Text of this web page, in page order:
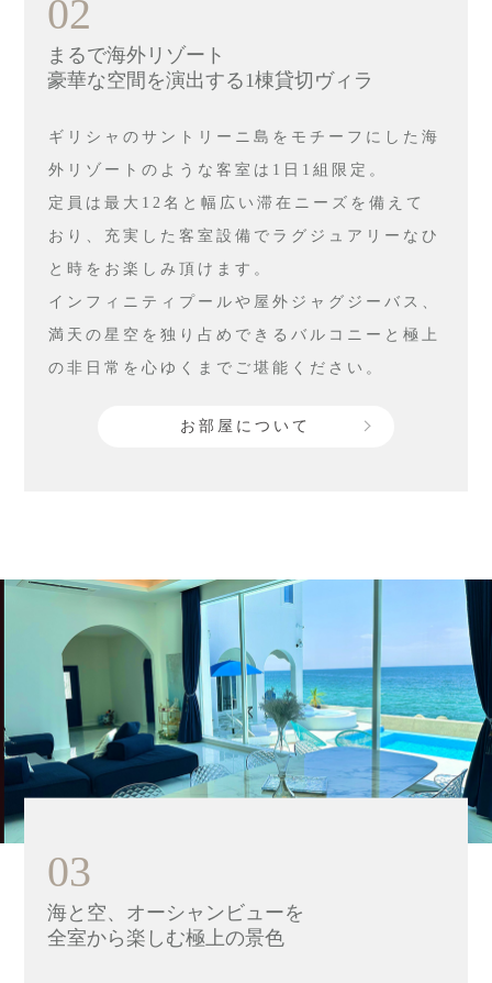
02
まるで海外リゾート
豪華な空間を演出する1棟貸切ヴィラ
ギリシャのサントリーニ島をモチーフにした海
外リゾートのような客室は1日1組限定。
定員は最大12名と幅広い滞在ニーズを備えて
おり、充実した客室設備でラグジュアリーなひ
と時をお楽しみ頂けます。
インフィニティプールや屋外ジャグジーバス、
満天の星空を独り占めできるバルコニーと極上
の非日常を心ゆくまでご堪能ください。
お部屋について
03
海と空、オーシャンビューを
全室から楽しむ極上の景色